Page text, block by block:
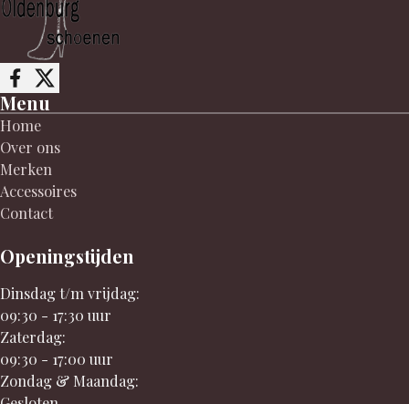
Follow me on Facebook
Follow me on X
Menu
Home
Over ons
Merken
Accessoires
Contact
Openingstijden
Dinsdag t/m vrijdag:
09:30 - 17:30 uur
Zaterdag:
09:30 - 17:00 uur
Zondag & Maandag: